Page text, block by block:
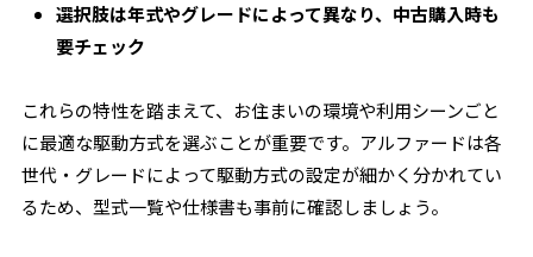
選択肢は年式やグレードによって異なり、中古購入時も
要チェック
これらの特性を踏まえて、お住まいの環境や利用シーンごと
に最適な駆動方式を選ぶことが重要です。アルファードは各
世代・グレードによって駆動方式の設定が細かく分かれてい
るため、型式一覧や仕様書も事前に確認しましょう。